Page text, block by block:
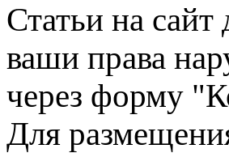
Статьи на
ваши права
через форму
Для